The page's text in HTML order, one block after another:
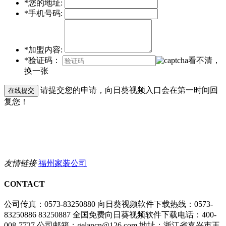
*您的地址:
*手机号码:
*加盟内容:
*验证码：
看不清，
换一张
请提交您的申请，向日葵视频入口会在第一时间回
复您！
友情链接 福州家装公司
CONTACT
公司传真：0573-83250880 向日葵视频软件下载热线：0573-
83250886 83250887 全国免费向日葵视频软件下载电话：400-